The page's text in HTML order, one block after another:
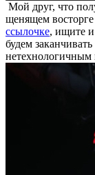
Мой друг, что
щенящем восторге
ссылочке, ищите
будем
нетехнологичным